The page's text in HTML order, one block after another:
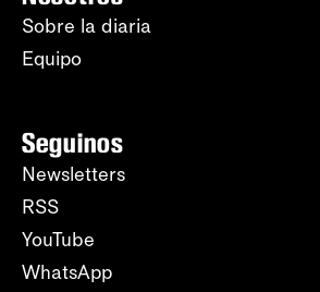
Sobre la diaria
Equipo
Seguinos
Newsletters
RSS
YouTube
WhatsApp